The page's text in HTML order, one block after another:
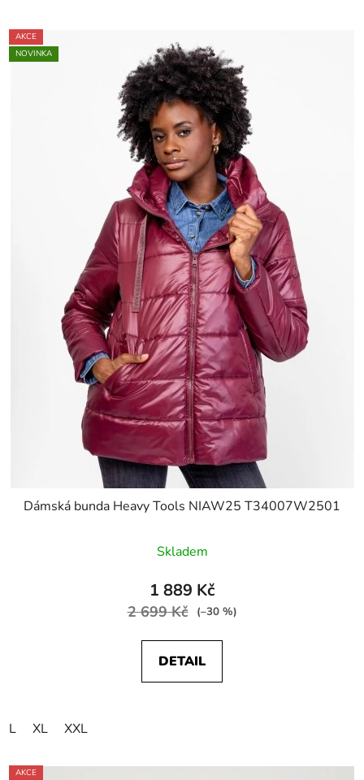
AKCE
NOVINKA
Dámská bunda Heavy Tools NIAW25 T34007W2501
Skladem
1 889 Kč
2 699 Kč (–30 %)
DETAIL
L XL XXL
AKCE